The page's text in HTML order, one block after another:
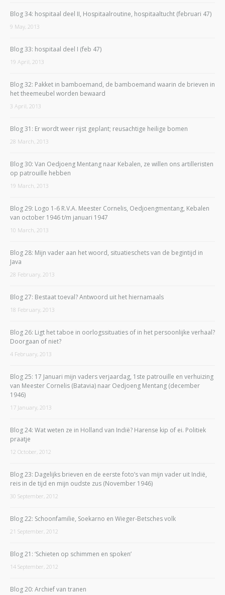
Blog 34: hospitaal deel II, Hospitaalroutine, hospitaaltucht (februari 47)
9 May, 2013
Blog 33: hospitaal deel I (feb 47)
19 April, 2013
Blog 32: Pakket in bamboemand, de bamboemand waarin de brieven in
het theemeubel worden bewaard
3 April, 2013
Blog 31: Er wordt weer rijst geplant; reusachtige heilige bomen
28 March, 2013
Blog 30: Van Oedjoeng Mentang naar Kebalen, ze willen ons artilleristen
op patrouille hebben
19 March, 2013
Blog 29: Logo 1-6 R.V.A. Meester Cornelis, Oedjoengmentang, Kebalen
van october 1946 t/m januari 1947
10 March, 2013
Blog 28: Mijn vader aan het woord, situatieschets van de begintijd in
Java
28 February, 2013
Blog 27: Bestaat toeval? Antwoord uit het hiernamaals
18 February, 2013
Blog 26: Ligt het taboe in oorlogssituaties of in het persoonlijke verhaal?
Doorgaan of niet?
4 February, 2013
Blog 25: 17 Januari mijn vaders verjaardag, 1ste patrouille en verhuizing
van Meester Cornelis (Batavia) naar Oedjoeng Mentang (december
1946)
17 January, 2013
Blog 24: Wat weten ze in Holland van Indië? Harense kip of ei. Politiek
praatje
12 October, 2012
Blog 23: Dagelijks brieven en de eerste foto’s van mijn vader uit Indië,
reis in de tijd en mijn oudste zus (November 1946)
30 September, 2012
Blog 22: Schoonfamilie, Soekarno en Wieger-Betsches volk
21 September, 2012
Blog 21: ‘Schieten op schimmen en spoken’
14 September, 2012
Blog 20: Archief van tranen